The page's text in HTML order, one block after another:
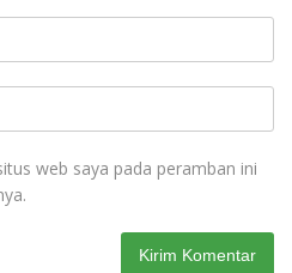
web saya pada peramban ini